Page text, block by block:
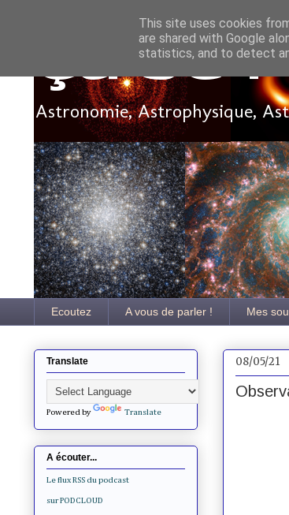
Ça se
Astronomie, Astrophysique,
Ecoutez A vous de parler ! Mes
08/05/21
Translate
Powered by Translate
A écouter...
Le flux RSS du podcast
sur PODCLOUD
This site uses cookies
are shared with Google
statistics, and to detect